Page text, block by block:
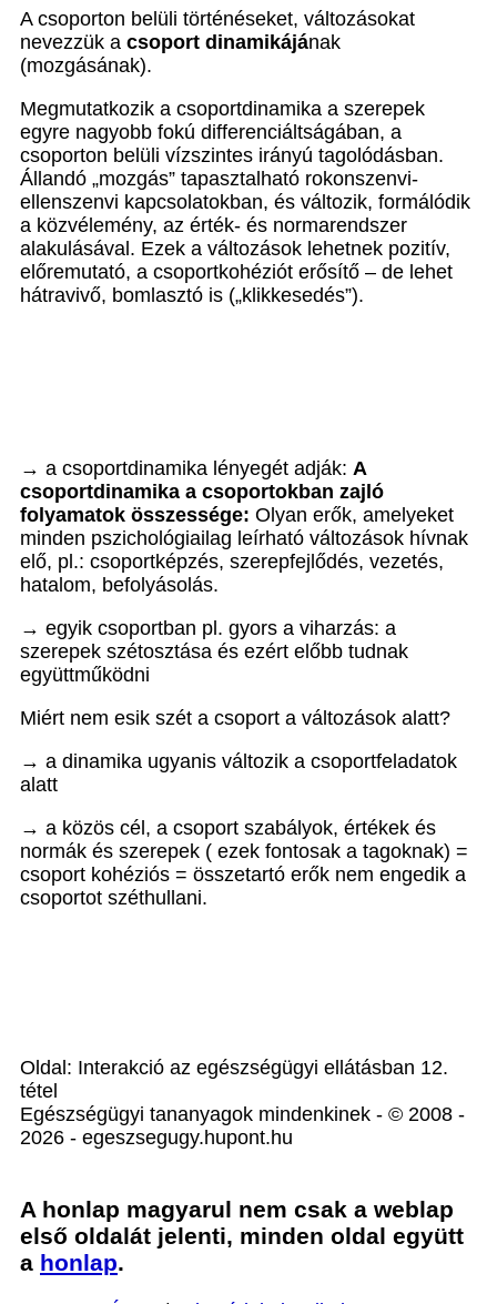
A csoporton belüli történéseket, változásokat
nevezzük a csoport dinamikájának
(mozgásának).
Megmutatkozik a csoportdinamika a szerepek
egyre nagyobb fokú differenciáltságában, a
csoporton belüli vízszintes irányú tagolódásban.
Állandó „mozgás” tapasztalható rokonszenvi-
ellenszenvi kapcsolatokban, és változik, formálódik
a közvélemény, az érték- és normarendszer
alakulásával. Ezek a változások lehetnek pozitív,
előremutató, a csoportkohéziót erősítő – de lehet
hátravivő, bomlasztó is („klikkesedés”).
→ a csoportdinamika lényegét adják: A
csoportdinamika a csoportokban zajló
folyamatok összessége: Olyan erők, amelyeket
minden pszichológiailag leírható változások hívnak
elő, pl.: csoportképzés, szerepfejlődés, vezetés,
hatalom, befolyásolás.
→ egyik csoportban pl. gyors a viharzás: a
szerepek szétosztása és ezért előbb tudnak
együttműködni
Miért nem esik szét a csoport a változások alatt?
→ a dinamika ugyanis változik a csoportfeladatok
alatt
→ a közös cél, a csoport szabályok, értékek és
normák és szerepek ( ezek fontosak a tagoknak) =
csoport kohéziós = összetartó erők nem engedik a
csoportot széthullani.
Oldal: Interakció az egészségügyi ellátásban 12.
tétel
Egészségügyi tananyagok mindenkinek - © 2008 -
2026 - egeszsegugy.hupont.hu
A honlap magyarul nem csak a weblap
első oldalát jelenti, minden oldal együtt
a honlap.